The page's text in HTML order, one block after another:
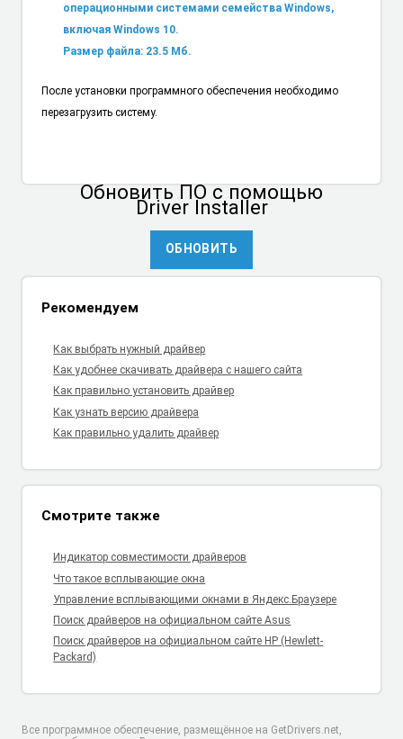
операционными системами семейства Windows,
включая Windows 10.
Размер файла: 23.5 Мб.
После установки программного обеспечения необходимо
перезагрузить систему.
Обновить ПОс помощью
Driver Installer
ОБНОВИТЬ
Рекомендуем
Как выбрать нужный драйвер
Как удобнее скачивать драйвера с нашего сайта
Как правильно установить драйвер
Как узнать версию драйвера
Как правильно удалить драйвер
Смотрите также
Индикатор совместимости драйверов
Что такое всплывающие окна
Управление всплывающими окнами в Яндекс.Браузере
Поиск драйверов на официальном сайте Asus
Поиск драйверов на официальном сайте HP (Hewlett-
Packard)
Все программное обеспечение, размещённое на GetDrivers.net,